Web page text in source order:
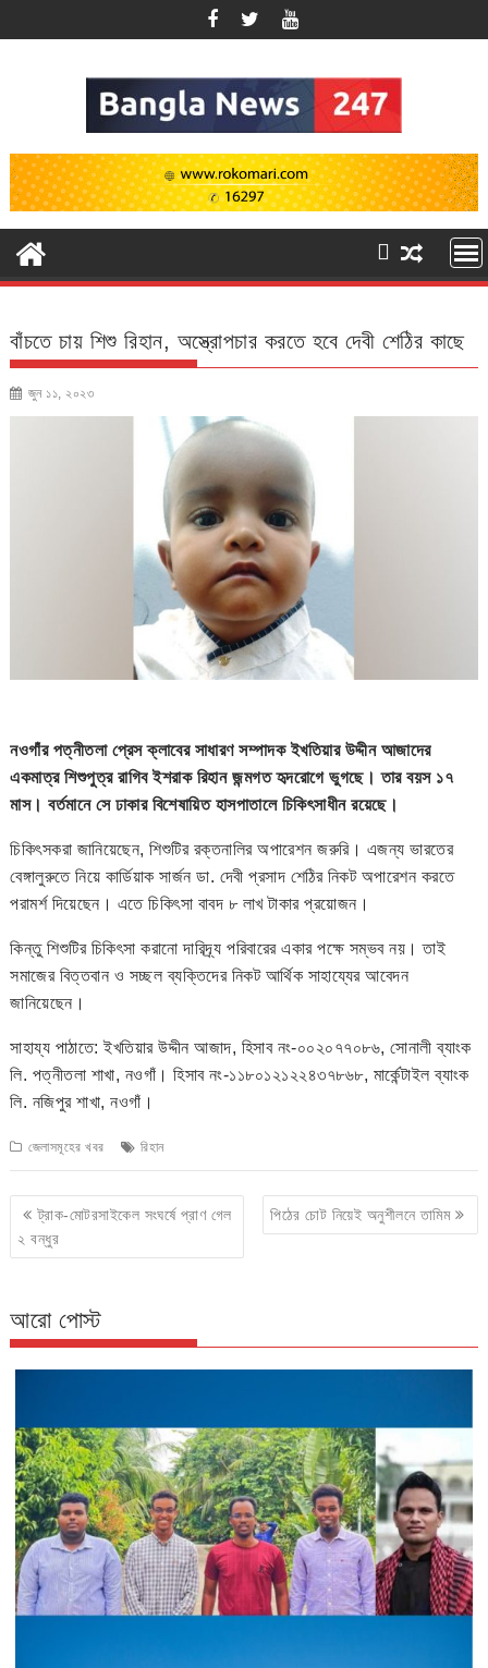
to
বাঁচতে চায় শিশু রিহান, অস্ত্রোপচার করতে হবে দেবী শেঠির কাছে
জুন ১১, ২০২৩
নওগাঁর পত্নীতলা প্রেস ক্লাবের সাধারণ সম্পাদক ইখতিয়ার উদ্দীন আজাদের
একমাত্র শিশুপুত্র রাগিব ইশরাক রিহান জন্মগত হৃদরোগে ভুগছে। তার বয়স ১৭
মাস। বর্তমানে সে ঢাকার বিশেষায়িত হাসপাতালে চিকিৎসাধীন রয়েছে।
চিকিৎসকরা জানিয়েছেন, শিশুটির রক্তনালির অপারেশন জরুরি। এজন্য ভারতের
বেঙ্গালুরুতে নিয়ে কার্ডিয়াক সার্জন ডা. দেবী প্রসাদ শেঠির নিকট অপারেশন করতে
পরামর্শ দিয়েছেন। এতে চিকিৎসা বাবদ ৮ লাখ টাকার প্রয়োজন।
কিন্তু শিশুটির চিকিৎসা করানো দারিদ্র্য পরিবারের একার পক্ষে সম্ভব নয়। তাই
সমাজের বিত্তবান ও সচ্ছল ব্যক্তিদের নিকট আর্থিক সাহায্যের আবেদন
জানিয়েছেন।
সাহায্য পাঠাতে: ইখতিয়ার উদ্দীন আজাদ, হিসাব নং-০০২০৭৭০৮৬, সোনালী ব্যাংক
লি. পত্নীতলা শাখা, নওগাঁ। হিসাব নং-১১৮০১২১২২৪৩৭৮৬৮, মার্কেন্টাইল ব্যাংক
লি. নজিপুর শাখা, নওগাঁ।
জেলাসমূহের খবর রিহান
Post
navigation
ট্রাক-মোটরসাইকেল সংঘর্ষে প্রাণ গেল
২ বন্ধুর
পিঠের চোট নিয়েই অনুশীলনে তামিম
আরো পোস্ট